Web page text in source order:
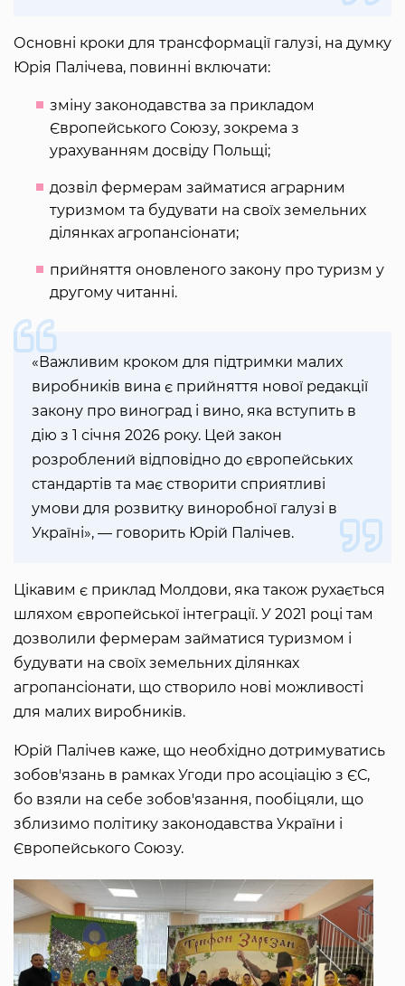
Основні кроки для трансформації галузі, на думку
Юрія Палічева, повинні включати:
зміну законодавства за прикладом
Європейського Союзу, зокрема з
урахуванням досвіду Польщі;
дозвіл фермерам займатися аграрним
туризмом та будувати на своїх земельних
ділянках агропансіонати;
прийняття оновленого закону про туризм у
другому читанні.
«Важливим кроком для підтримки малих
виробників вина є прийняття нової редакції
закону про виноград і вино, яка вступить в
дію з 1 січня 2026 року. Цей закон
розроблений відповідно до європейських
стандартів та має створити сприятливі
умови для розвитку виноробної галузі в
Україні», — говорить Юрій Палічев.
Цікавим є приклад Молдови, яка також рухається
шляхом європейської інтеграції. У 2021 році там
дозволили фермерам займатися туризмом і
будувати на своїх земельних ділянках
агропансіонати, що створило нові можливості
для малих виробників.
Юрій Палічев каже, що необхідно дотримуватись
зобов'язань в рамках Угоди про асоціацію з ЄС,
бо взяли на себе зобов'язання, пообіцяли, що
зблизимо політику законодавства України і
Європейського Союзу.